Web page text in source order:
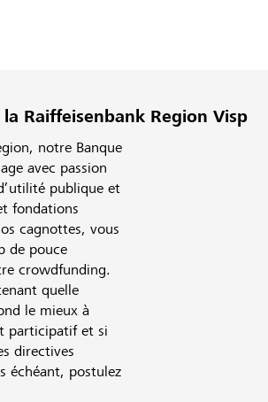
Raiffeisenbank Region Visp
notre Banque
avec passion
publique et
fondations
cagnottes, vous
de pouce
crowdfunding.
quelle
le mieux à
participatif et si
directives
échéant, postulez